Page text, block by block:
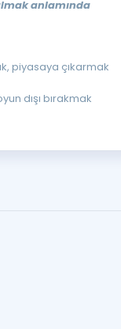
anlamında
piyasaya çıkarmak
dışı bırakmak